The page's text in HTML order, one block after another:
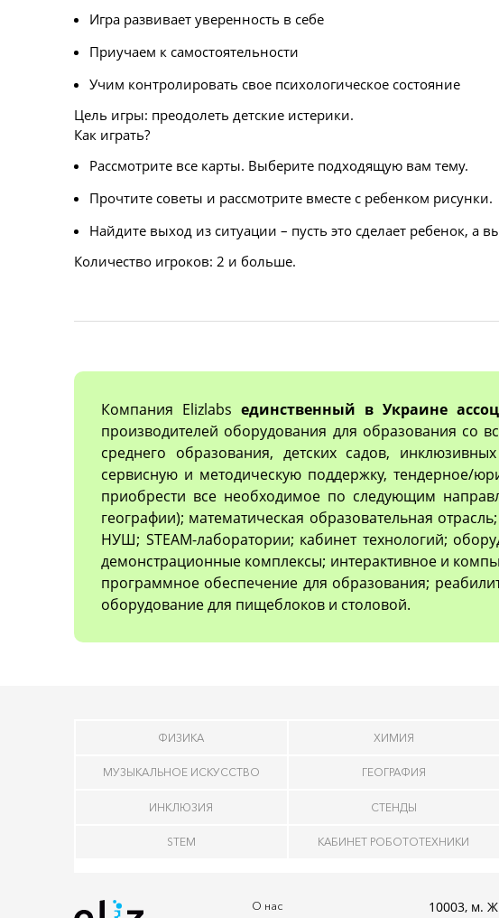
Игра развивает уверенность в себе
Приучаем к самостоятельности
Учим контролировать свое психологическое состояние
Цель игры: преодолеть детские истерики.
Как играть?
Рассмотрите все карты. Выберите подходящую вам тему.
Прочтите советы и рассмотрите вместе с ребенком рисунки.
Найдите выход из ситуации – пусть это сделает ребенок, а
Количество игроков: 2 и больше.
Компания Elizlabs единственный в Украине
производителей оборудования для образования со
среднего образования, детских садов,
сервисную и методическую поддержку, тендерное/
приобрести все необходимое по следующим
географии); математическая образовательная
НУШ; STEAM-лаборатории; кабинет технологий;
демонстрационные комплексы; интерактивное и
программное обеспечение для образования;
оборудование для пищеблоков и столовой.
ФИЗИКА ХИМИЯ
МУЗЫКАЛЬНОЕ ИСКУССТВО ГЕОГРАФИЯ
ИНКЛЮЗИЯ СТЕНДЫ
STEM КАБИНЕТ РОБОТОТЕХНИКИ
О нас
10003, м.